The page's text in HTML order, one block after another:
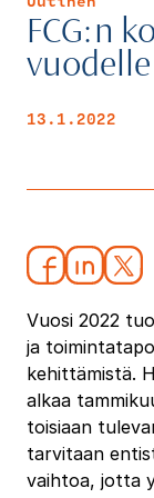
FCG:n
13.1.2022
Vuosi 2022
ja
kehittämistä.
alkaa
toisiaan
tarvitaan
vaihtoa, jotta